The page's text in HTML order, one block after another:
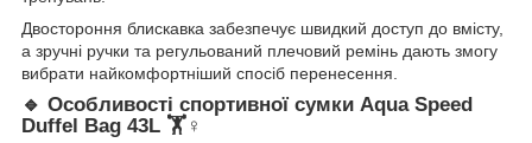
Двостороння блискавка забезпечує швидкий доступ до вмісту,
а зручні ручки та регульований плечовий ремінь дають змогу
вибрати найкомфортніший спосіб перенесення.
🔹 Особливості спортивної сумки Aqua Speed
Duffel Bag 43L 🏋️♀️